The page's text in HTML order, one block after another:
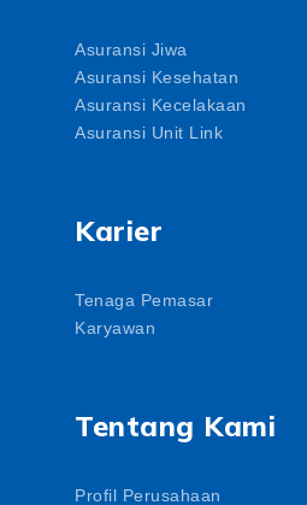
Asuransi Jiwa
Asuransi Kesehatan
Asuransi Kecelakaan
Asuransi Unit Link
Karier
Tenaga Pemasar
Karyawan
Tentang Kami
Profil Perusahaan